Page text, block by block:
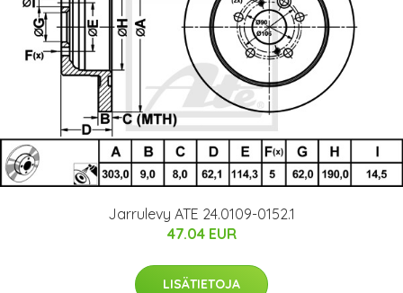
Jarrulevy ATE 24.0109-0152.1
47.04 EUR
LISÄTIETOJA